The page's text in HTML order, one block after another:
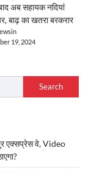
अब सहायक नदियां
बाढ़ का खतरा बरकरार
19, 2024
Search
एक्सप्रेस वे, Video